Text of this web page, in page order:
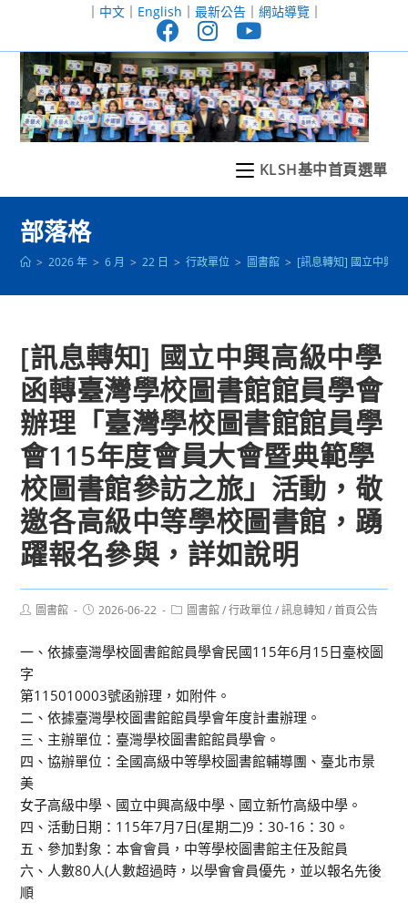
至
｜ 中文｜ English ｜ 最新公告｜ 網站導覽｜
KLSH基中首頁選單
部落格
> 2026 年 > 6 月 > 22 日 > 行政單位 > 圖書館 > [訊息轉知] 國立中興
[訊息轉知] 國立中興高級中學
函轉臺灣學校圖書館館員學會
辦理「臺灣學校圖書館館員學
會115年度會員大會暨典範學
校圖書館參訪之旅」活動，敬
邀各高級中等學校圖書館，踴
躍報名參與，詳如說明
Post圖書館
Post2026-06-22
Post圖書館 / 行政單位 / 訊息轉知 / 首頁公告
一、依據臺灣學校圖書館館員學會民國115年6月15日臺校圖
字
第115010003號函辦理，如附件。
二、依據臺灣學校圖書館館員學會年度計畫辦理。
三、主辦單位：臺灣學校圖書館館員學會。
四、協辦單位：全國高級中等學校圖書館輔導團、臺北市景
美
女子高級中學、國立中興高級中學、國立新竹高級中學。
四、活動日期：115年7月7日(星期二)9：30-16：30。
五、參加對象：本會會員，中等學校圖書館主任及館員
六、人數80人(人數超過時，以學會會員優先，並以報名先後
順